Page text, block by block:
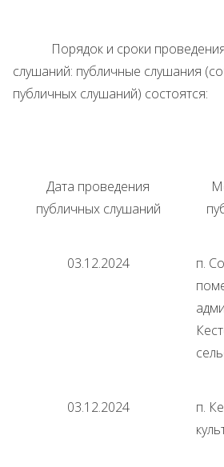
Порядок и сроки проведения
слушаний: публичные слушания
публичных слушаний) состоятся:
Дата проведения
публичных слушаний
03.12.2024
п.
03.12.2024
п.